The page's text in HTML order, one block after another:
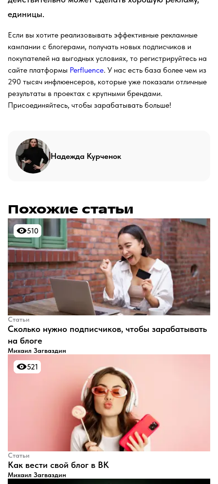
единицы.
Если вы хотите реализовывать эффективные рекламные
кампании с блогерами, получать новых подписчиков и
покупателей на выгодных условиях, то регистрируйтесь на
сайте платформы Perfluence. У нас есть база более чем из
290 тысяч инфлюенсеров, которые уже показали отличные
результаты в проектах с крупными брендами.
Присоединяйтесь, чтобы зарабатывать больше!
Надежда Курченок
Похожие статьи
510
510
Статьи
​Сколько нужно подписчиков, чтобы зарабатывать
на блоге
Михаил Загваздин
521
521
Статьи
​Как вести свой блог в ВК
Михаил Загваздин